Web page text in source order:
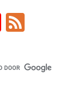
Y
o
u
T
F
e
d